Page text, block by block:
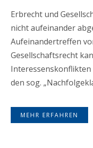
Erbrecht und
nicht aufeinander
Aufeinandertreffen
Gesellschaftsrecht
den sog.
MEHR ERFAHREN